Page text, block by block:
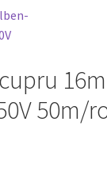
50m/